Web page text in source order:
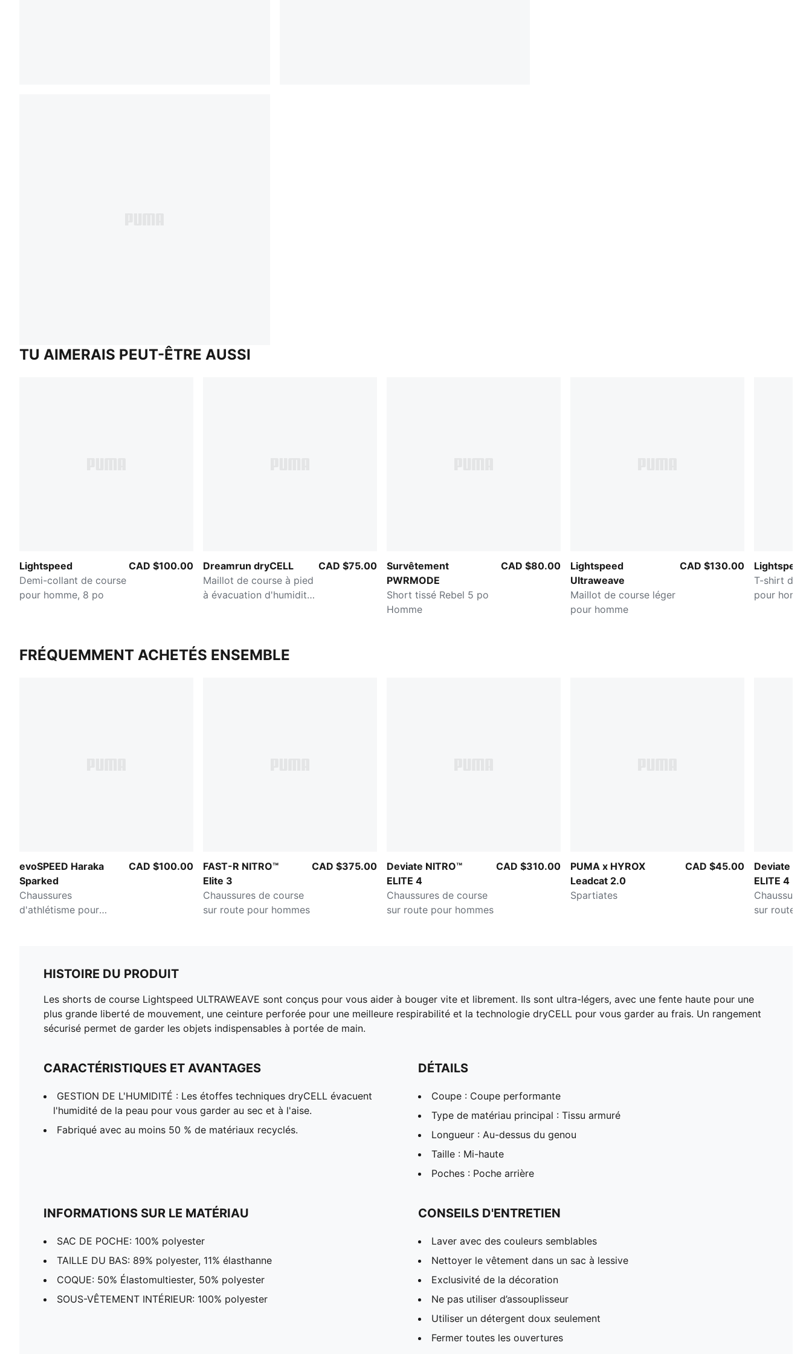
TU AIMERAIS PEUT-ÊTRE AUSSI
Lightspeed
Demi-collant de course
pour homme, 8 po
CAD $100.00
Dreamrun dryCELL
Maillot de course à pied
à évacuation d'humidité
CAD $75.00
Survêtement
PWRMODE
Short tissé Rebel 5 po
Homme
CAD $80.00
Lightspeed
Ultraweave
Maillot de course léger
pour homme
CAD $130.00
Lightspeed
T-shirt de
pour
FRÉQUEMMENT ACHETÉS ENSEMBLE
evoSPEED Haraka
Sparked
Chaussures
d'athlétisme pour
CAD $100.00
FAST-R NITRO™
Elite 3
Chaussures de course
sur route pour hommes
CAD $375.00
Deviate NITRO™
ELITE 4
Chaussures de course
sur route pour hommes
CAD $310.00
PUMA x HYROX
Leadcat 2.0
Spartiates
CAD $45.00
Deviate
ELITE 4
Chaussures
sur route
HISTOIRE DU PRODUIT
Les shorts de course Lightspeed ULTRAWEAVE sont conçus pour vous aider à bouger vite et librement. Ils sont ultra-légers, avec une fente haute pour une
plus grande liberté de mouvement, une ceinture perforée pour une meilleure respirabilité et la technologie dryCELL pour vous garder au frais. Un rangement
sécurisé permet de garder les objets indispensables à portée de main.
CARACTÉRISTIQUES ET AVANTAGES
GESTION DE L'HUMIDITÉ : Les étoffes techniques dryCELL évacuent
l'humidité de la peau pour vous garder au sec et à l'aise.
Fabriqué avec au moins 50 % de matériaux recyclés.
DÉTAILS
Coupe : Coupe performante
Type de matériau principal : Tissu armuré
Longueur : Au-dessus du genou
Taille : Mi-haute
Poches : Poche arrière
INFORMATIONS SUR LE MATÉRIAU
SAC DE POCHE: 100% polyester
TAILLE DU BAS: 89% polyester, 11% élasthanne
COQUE: 50% Élastomultiester, 50% polyester
SOUS-VÊTEMENT INTÉRIEUR: 100% polyester
CONSEILS D'ENTRETIEN
Laver avec des couleurs semblables
Nettoyer le vêtement dans un sac à lessive
Exclusivité de la décoration
Ne pas utiliser d’assouplisseur
Utiliser un détergent doux seulement
Fermer toutes les ouvertures